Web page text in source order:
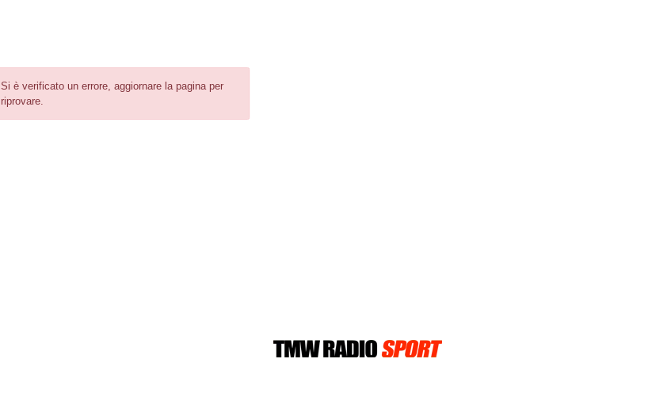
Si è verificato un errore, aggiornare la pagina per
riprovare.